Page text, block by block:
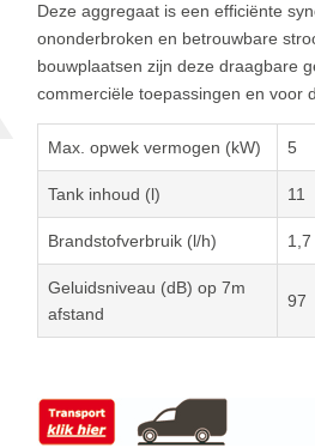
Deze aggregaat is een efficiënte
ononderbroken en betrouwbare
bouwplaatsen zijn deze draagbare
commerciële toepassingen en voor
Max. opwek vermogen (kW) 5
Tank inhoud (l) 11
Brandstofverbruik (l/h) 1,7
Geluidsniveau (dB) op 7m
afstand
97